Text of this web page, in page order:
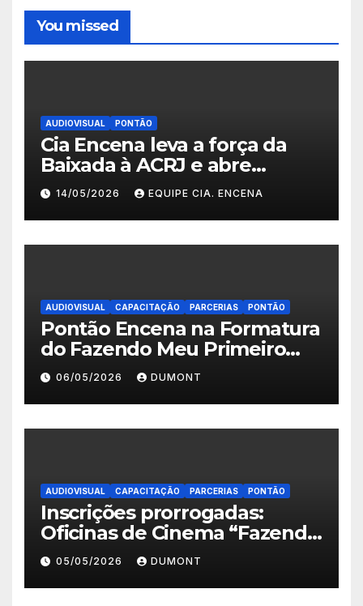
You missed
AUDIOVISUAL PONTÃO
Cia Encena leva a força da
Baixada à ACRJ e abre
inscrições para a 2ª turma do
Fazendo Meu Primeiro Filme”
em Nova Iguaçu
14/05/2026 EQUIPE CIA. ENCENA
AUDIOVISUAL CAPACITAÇÃO PARCERIAS PONTÃO
Pontão Encena na Formatura
do Fazendo Meu Primeiro
Filme no Degase Belford
Roxo e reforça as inscrições
abertas em Nova Iguaçu
06/05/2026 DUMONT
AUDIOVISUAL CAPACITAÇÃO PARCERIAS PONTÃO
Inscrições prorrogadas:
Oficinas de Cinema “Fazendo
Meu Primeiro Filme” em
Nova Iguaçu seguem abertas
até 11 de maio
05/05/2026 DUMONT